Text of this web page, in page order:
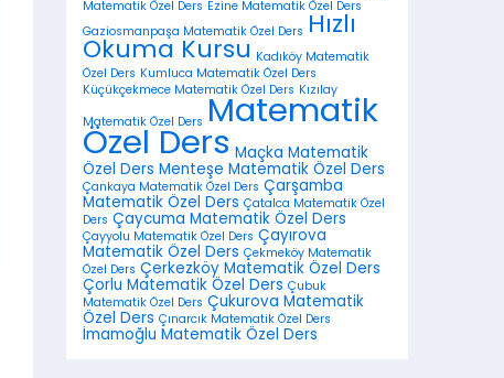
Matematik Özel Ders
Ezine Matematik Özel Ders
Gaziosmanpaşa Matematik Özel Ders
Hızlı
Okuma Kursu
Kadıköy Matematik
Özel Ders
Kumluca Matematik Özel Ders
Küçükçekmece Matematik Özel Ders
Kızılay
Matematik Özel Ders
Matematik
Özel Ders
Maçka Matematik
Özel Ders Menteşe Matematik Özel Ders
Çankaya Matematik Özel Ders Çarşamba
Matematik Özel Ders Çatalca Matematik Özel
Ders Çaycuma Matematik Özel Ders
Çayyolu Matematik Özel Ders Çayırova
Matematik Özel Ders Çekmeköy Matematik
Özel Ders Çerkezköy Matematik Özel Ders
Çorlu Matematik Özel Ders Çubuk
Matematik Özel Ders Çukurova Matematik
Özel Ders Çınarcık Matematik Özel Ders
İmamoğlu Matematik Özel Ders